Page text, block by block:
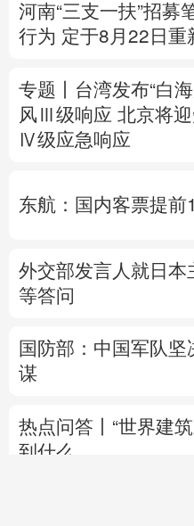
河南“三支一扶”招募
行为 定于8月22日重
专题丨 台湾发布“白
风Ⅲ级响应 北京将
Ⅳ级应急响应
东航：国内客票提前
外交部发言人就日本
等答问
国防部：中国军队坚
谋
热点问答丨“世界建
到什么